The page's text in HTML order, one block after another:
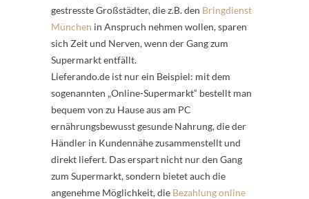
gestresste Großstädter, die z.B. den Bringdienst
München in Anspruch nehmen wollen, sparen
sich Zeit und Nerven, wenn der Gang zum
Supermarkt entfällt.
Lieferando.de ist nur ein Beispiel: mit dem
sogenannten „Online-Supermarkt“ bestellt man
bequem von zu Hause aus am PC
ernährungsbewusst gesunde Nahrung, die der
Händler in Kundennähe zusammenstellt und
direkt liefert. Das erspart nicht nur den Gang
zum Supermarkt, sondern bietet auch die
angenehme Möglichkeit, die Bezahlung online